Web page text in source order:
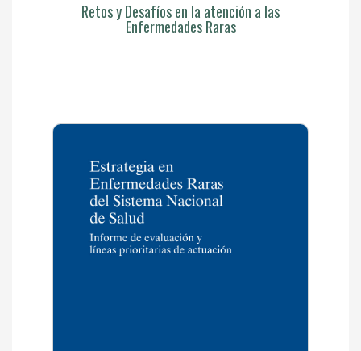
Retos y Desafíos en la atención a las
Enfermedades Raras